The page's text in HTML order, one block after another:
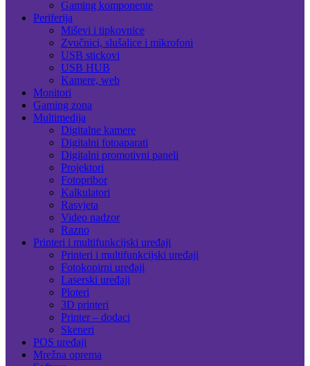
Gaming komponente
Periferija
Miševi i tipkovnice
Zvučnici, slušalice i mikrofoni
USB stickovi
USB HUB
Kamere, web
Monitori
Gaming zona
Multimedija
Digitalne kamere
Digitalni fotoaparati
Digitalni promotivni paneli
Projektori
Fotopribor
Kalkulatori
Rasvjeta
Video nadzor
Razno
Printeri i multifunkcijski uređaji
Printeri i multifunkcijski uređaji
Fotokopirni uređaji
Laserski uređaji
Ploteri
3D printeri
Printer – dodaci
Skeneri
POS uređaji
Mrežna oprema